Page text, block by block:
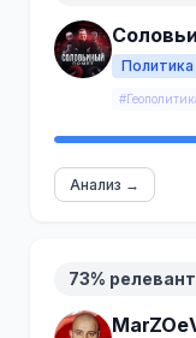
Политика
Анализ →
73%